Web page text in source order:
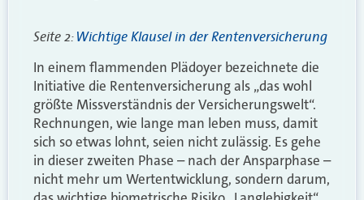
Seite 2:Wichtige Klausel in der Rentenversicherung
In einem flammenden Plädoyer bezeichnete die
Initiative die Rentenversicherung als „das wohl
größte Missverständnis der Versicherungswelt“.
Rechnungen, wie lange man leben muss, damit
sich so etwas lohnt, seien nicht zulässig. Es gehe
in dieser zweiten Phase – nach der Ansparphase –
nicht mehr um Wertentwicklung, sondern darum,